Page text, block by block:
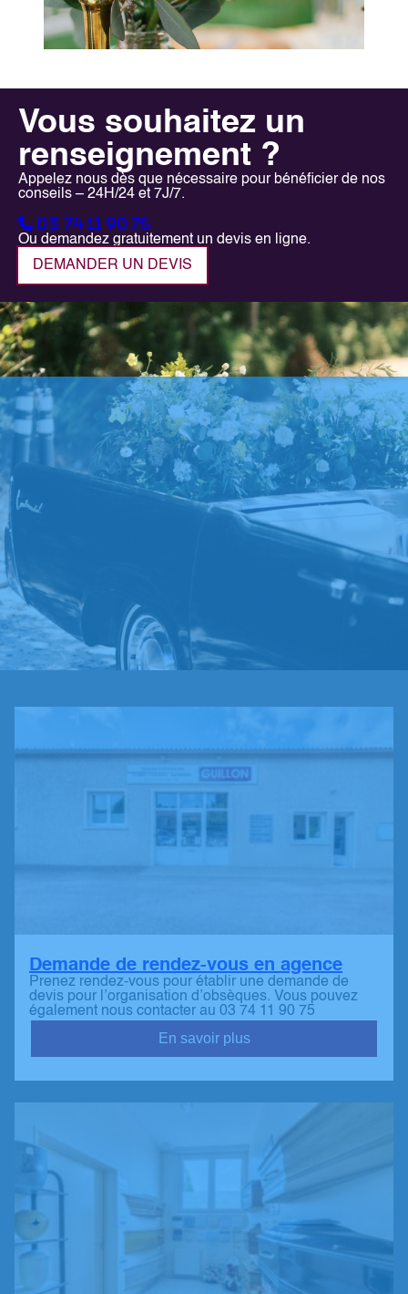
Vous souhaitez un
renseignement ?
Appelez nous dès que nécessaire pour bénéficier de nos
conseils – 24H/24 et 7J/7.
03 74 11 90 75
Ou demandez gratuitement un devis en ligne.
DEMANDER UN DEVIS
Demande de rendez-vous en agence
Prenez rendez-vous pour établir une demande de
devis pour l’organisation d’obsèques. Vous pouvez
également nous contacter au 03 74 11 90 75
En savoir plus